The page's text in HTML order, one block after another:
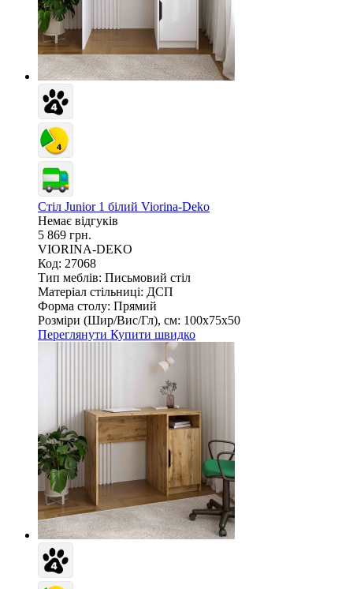
Стіл Junior 1 білий Viorina-Deko
Немає відгуків
5 869 грн.
VIORINA-DEKO
Код: 27068
Тип меблів: Письмовий стіл
Матеріал стільниці: ДСП
Форма столу: Прямий
Розміри (Шир/Вис/Гл), см: 100х75х50
Переглянути Купити швидко